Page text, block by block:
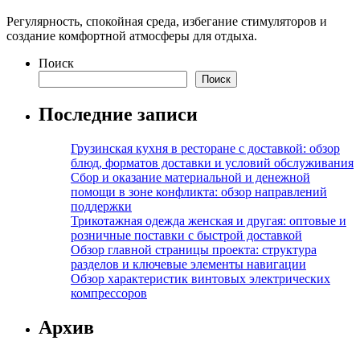
Регулярность, спокойная среда, избегание стимуляторов и
создание комфортной атмосферы для отдыха.
Поиск
Поиск
Последние записи
Грузинская кухня в ресторане с доставкой: обзор
блюд, форматов доставки и условий обслуживания
Сбор и оказание материальной и денежной
помощи в зоне конфликта: обзор направлений
поддержки
Трикотажная одежда женская и другая: оптовые и
розничные поставки с быстрой доставкой
Обзор главной страницы проекта: структура
разделов и ключевые элементы навигации
Обзор характеристик винтовых электрических
компрессоров
Архив